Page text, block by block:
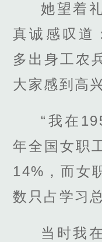
她望着
真诚感叹道
多出身工农
大家感到高
“我在
年全国女职
14%，而女
数只占学习
当时我